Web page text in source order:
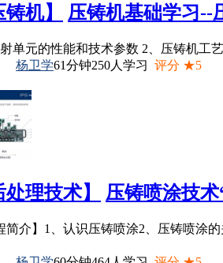
铸机】 压铸机基础学习--
单元的性能和技术参数 2、压铸机工
61分钟
杨卫学 250人学习 评分 ★5
处理技术】 压铸喷涂技术
简介】1、认识压铸喷涂2、压铸喷涂